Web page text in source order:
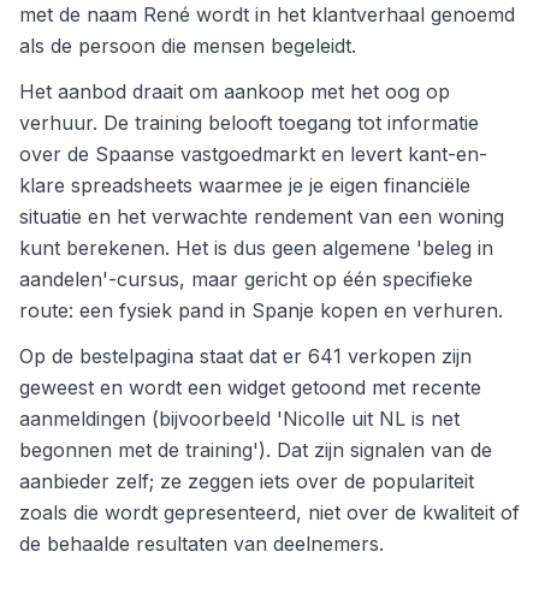
met de naam René wordt in het klantverhaal genoemd
als de persoon die mensen begeleidt.
Het aanbod draait om aankoop met het oog op
verhuur. De training belooft toegang tot informatie
over de Spaanse vastgoedmarkt en levert kant-en-
klare spreadsheets waarmee je je eigen financiële
situatie en het verwachte rendement van een woning
kunt berekenen. Het is dus geen algemene 'beleg in
aandelen'-cursus, maar gericht op één specifieke
route: een fysiek pand in Spanje kopen en verhuren.
Op de bestelpagina staat dat er 641 verkopen zijn
geweest en wordt een widget getoond met recente
aanmeldingen (bijvoorbeeld 'Nicolle uit NL is net
begonnen met de training'). Dat zijn signalen van de
aanbieder zelf; ze zeggen iets over de populariteit
zoals die wordt gepresenteerd, niet over de kwaliteit of
de behaalde resultaten van deelnemers.